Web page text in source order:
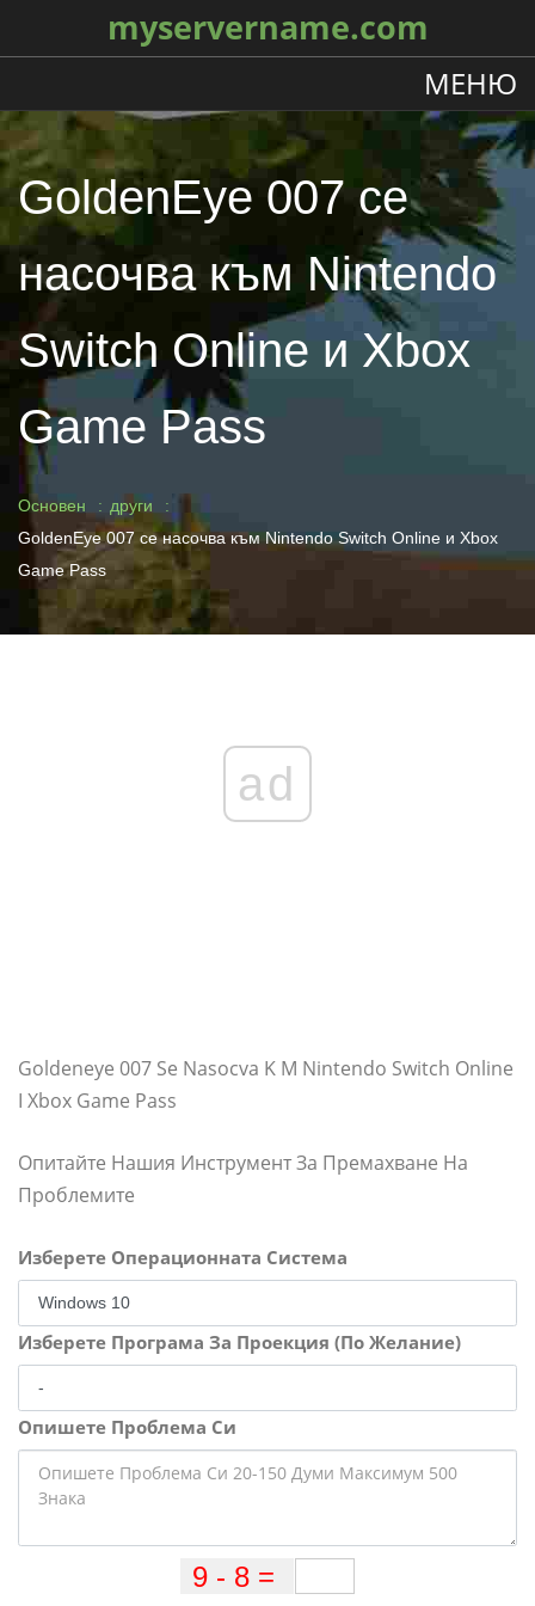
myservername.com
МЕНЮ
GoldenEye 007 се
насочва към Nintendo
Switch Online и Xbox
Game Pass
Основен
други
GoldenEye 007 се насочва към Nintendo Switch Online и Xbox
Game Pass
ad
Goldeneye 007 Se Nasocva K M Nintendo Switch Online
I Xbox Game Pass
Опитайте Нашия Инструмент За Премахване На
Проблемите
Изберете Операционната Система
Изберете Програма За Проекция (По Желание)
Опишете Проблема Си